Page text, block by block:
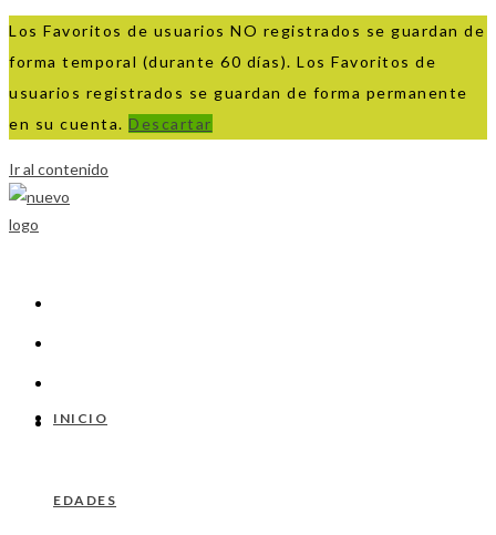
Los Favoritos de usuarios NO registrados se guardan de
forma temporal (durante 60 días). Los Favoritos de
usuarios registrados se guardan de forma permanente
en su cuenta. Descartar
Ir al contenido
INICIO
EDADES